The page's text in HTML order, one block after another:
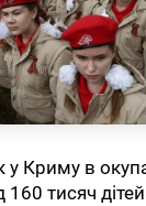
Криму в
тисяч